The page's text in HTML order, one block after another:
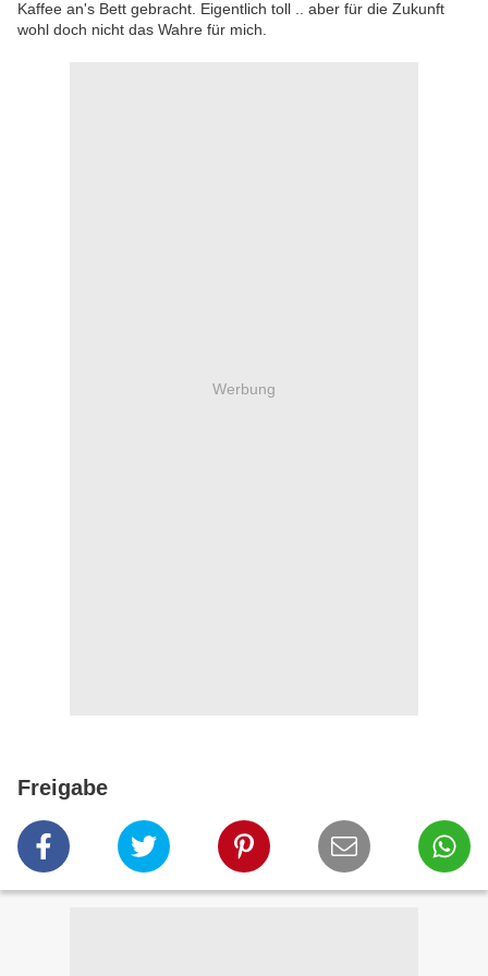
Kaffee an's Bett gebracht. Eigentlich toll .. aber für die Zukunft
wohl doch nicht das Wahre für mich.
Werbung
Freigabe